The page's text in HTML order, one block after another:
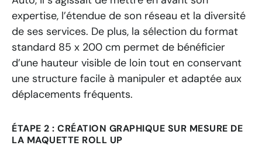
expertise, l’étendue de son réseau et la diversité
de ses services. De plus, la sélection du format
standard 85 x 200 cm permet de bénéficier
d’une hauteur visible de loin tout en conservant
une structure facile à manipuler et adaptée aux
déplacements fréquents.
ÉTAPE 2 : CRÉATION GRAPHIQUE SUR MESURE DE
LA MAQUETTE ROLL UP